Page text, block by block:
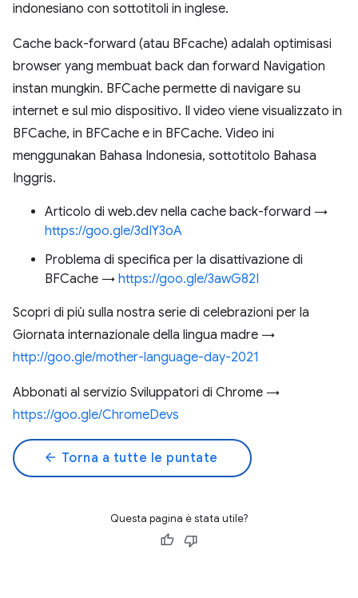
indonesiano con sottotitoli in inglese.
Cache back-forward (atau BFcache) adalah optimisasi
browser yang membuat back dan forward Navigation
instan mungkin. BFCache permette di navigare su
internet e sul mio dispositivo. Il video viene visualizzato in
BFCache, in BFCache e in BFCache. Video ini
menggunakan Bahasa Indonesia, sottotitolo Bahasa
Inggris.
Articolo di web.dev nella cache back-forward →
https://goo.gle/3dIY3oA
Problema di specifica per la disattivazione di
BFCache → https://goo.gle/3awG82I
Scopri di più sulla nostra serie di celebrazioni per la
Giornata internazionale della lingua madre →
http://goo.gle/mother-language-day-2021
Abbonati al servizio Sviluppatori di Chrome →
https://goo.gle/ChromeDevs
arrow_back Torna a tutte le puntate
Questa pagina è stata utile?